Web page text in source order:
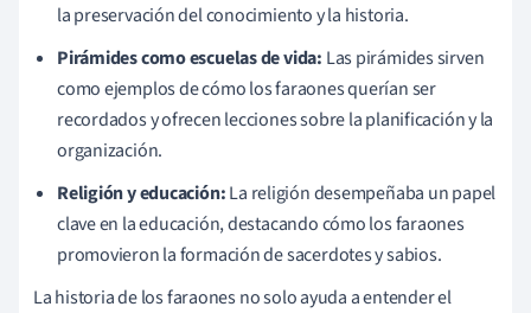
la preservación del conocimiento y la historia.
Pirámides como escuelas de vida: Las pirámides sirven
como ejemplos de cómo los faraones querían ser
recordados y ofrecen lecciones sobre la planificación y la
organización.
Religión y educación:La religión desempeñaba un papel
clave en la educación, destacando cómo los faraones
promovieron la formación de sacerdotes y sabios.
La historia de los faraones no solo ayuda a entender el